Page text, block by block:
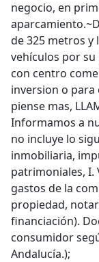
negocio, en
de 325 metros y
vehículos por
con centro
inversion o para
piense mas,
Informamos a
no incluye lo
inmobiliaria,
patrimoniales, I.
gastos de la
propiedad,
financiación).
consumidor
Andalucía.);